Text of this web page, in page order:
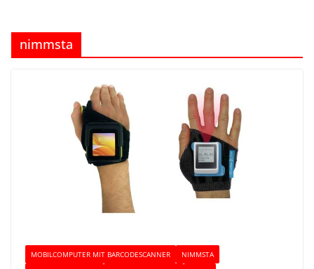
nimmsta
MOBILCOMPUTER MIT BARCODESCANNER
NIMMSTA